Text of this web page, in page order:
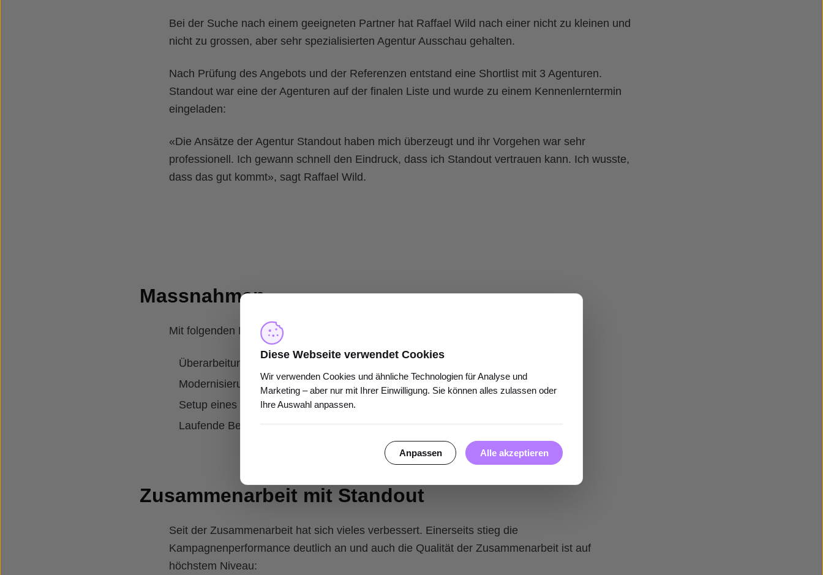
Bei der Suche nach einem geeigneten Partner hat Raffael Wild nach einer nicht zu kleinen und
nicht zu grossen, aber sehr spezialisierten Agentur Ausschau gehalten.
Nach Prüfung des Angebots und der Referenzen entstand eine Shortlist mit 3 Agenturen.
Standout war eine der Agenturen auf der finalen Liste und wurde zu einem Kennenlerntermin
eingeladen:
«Die Ansätze der Agentur Standout haben mich überzeugt und ihr Vorgehen war sehr
professionell. Ich gewann schnell den Eindruck, dass ich Standout vertrauen kann. Ich wusste,
dass das gut kommt», sagt Raffael Wild.
Massnahmen
Mit folgenden Massnahmen unterstützt Standout das Porsche Zentrum Zug:
Überarbeitung und Optimierung der bestehenden Google Ads Kampagnen
Modernisierung, Ergänzung neuer Anzeigenformate
Setup eines zielorientierten Reportings zur Erfolgskontrolle
Laufende Betreuung, Optimierung und Weiterentwicklung der Kampagnen
Zusammenarbeit mit Standout
Seit der Zusammenarbeit hat sich vieles verbessert. Einerseits stieg die
Kampagnenperformance deutlich an und auch die Qualität der Zusammenarbeit ist auf
höchstem Niveau:
Diese Webseite verwendet Cookies
Wir verwenden Cookies und ähnliche Technologien für Analyse und
Marketing – aber nur mit Ihrer Einwilligung. Sie können alles zulassen oder
Ihre Auswahl anpassen.
Anpassen Alle akzeptieren